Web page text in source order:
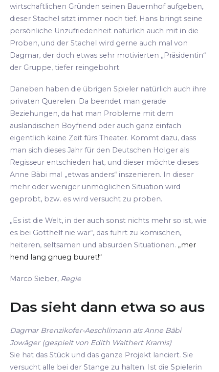
wirtschaftlichen Gründen seinen Bauernhof aufgeben,
dieser Stachel sitzt immer noch tief. Hans bringt seine
persönliche Unzufriedenheit natürlich auch mit in die
Proben, und der Stachel wird gerne auch mal von
Dagmar, der doch etwas sehr motivierten „Präsidentin“
der Gruppe, tiefer reingebohrt.
Daneben haben die übrigen Spieler natürlich auch ihre
privaten Querelen. Da beendet man gerade
Beziehungen, da hat man Probleme mit dem
ausländischen Boyfriend oder auch ganz einfach
eigentlich keine Zeit fürs Theater. Kommt dazu, dass
man sich dieses Jahr für den Deutschen Holger als
Regisseur entschieden hat, und dieser möchte dieses
Anne Bäbi mal „etwas anders“ inszenieren. In dieser
mehr oder weniger unmöglichen Situation wird
geprobt, bzw. es wird versucht zu proben.
„Es ist die Welt, in der auch sonst nichts mehr so ist, wie
es bei Gotthelf nie war“, das führt zu komischen,
heiteren, seltsamen und absurden Situationen. „mer
hend lang gnueg buuret!“
Marco Sieber, Regie
Das sieht dann etwa so aus
Dagmar Brenzikofer-Aeschlimann als Anne Bäbi
Jowäger (gespielt von Edith Walthert Kramis)
Sie hat das Stück und das ganze Projekt lanciert. Sie
versucht alle bei der Stange zu halten. Ist die Spielerin